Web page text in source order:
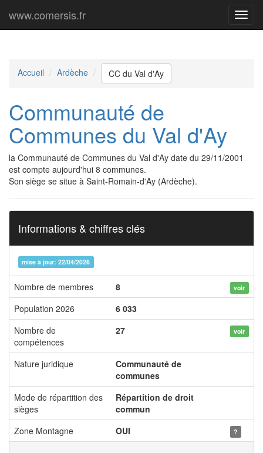
Menu
www.comersis.fr
Accueil Ardèche CC du Val d'Ay
Communauté de
Communes du Val d'Ay
la Communauté de Communes du Val d'Ay date du 29/11/2001
est compte aujourd'hui 8 communes.
Son siège se situe à Saint-Romain-d'Ay (Ardèche).
Informations & chiffres clés
mise à jour: 22/04/2026
Nombre de membres 8 voir
Population 2026
6 033
Nombre de
compétences
27 voir
Nature juridique
Communauté de
communes
Mode de répartition des
sièges
Répartition de droit
commun
Zone Montagne
OUI ?